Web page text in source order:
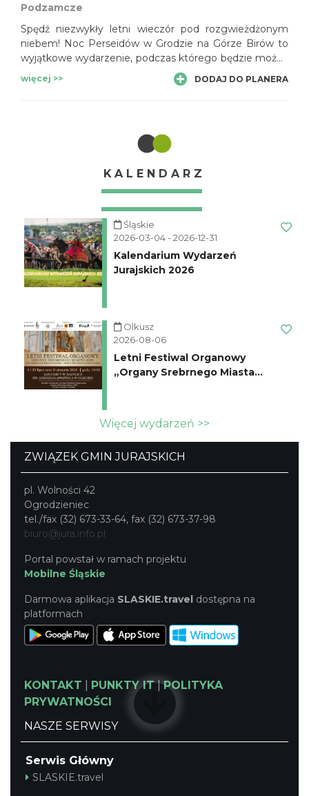
Podzamcze
Spędź niezwykły letni wieczór pod rozgwieżdżonym
niebem! Noc Perseidów w Grodzie na Górze Birów to
wyjątkowe wydarzenie, podczas którego będzie można
obserwować rój meteorów, poznać tajemnice nocnego
nieba i poczuć niepowtarzalny klimat historycznego
więcej >> DODAJ DO PLANERA
KALENDARZ
Śląskie
2026-03-04 - 2026-12-31
Kalendarium Wydarzeń
Jurajskich 2026
Olkusz
2026-08-06
Letni Festiwal Organowy
„Organy Srebrnego Miasta
Więcej wydarzeń >>
ZWIĄZEK GMIN JURAJSKICH
pl. Wolności 42
Ogrodzieniec
tel./fax (32) 673-33-64, fax (32) 673-37-98
biuro@jura.info.pl
Portal powstał w ramach projektu
Mobilne Śląskie
Darmowa aplikacja SLASKIE.travel dostępna na
platformach
KONTAKT PUNKTY IT|POLITYKA
PRYWATNOŚCI
NASZE SERWISY
Serwis Główny
SLASKIE.travel